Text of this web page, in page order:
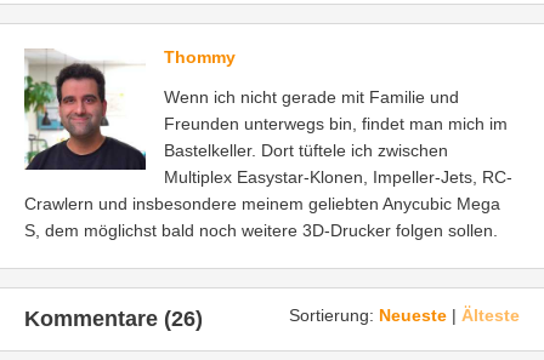
Thommy
Wenn ich nicht gerade mit Familie und
Freunden unterwegs bin, findet man mich im
Bastelkeller. Dort tüftele ich zwischen
Multiplex Easystar-Klonen, Impeller-Jets, RC-
Crawlern und insbesondere meinem geliebten Anycubic Mega
S, dem möglichst bald noch weitere 3D-Drucker folgen sollen.
Sortierung: Neueste | Älteste
Kommentare (26)